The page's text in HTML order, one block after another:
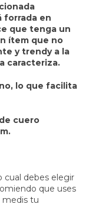
forrada en
que tenga un
ítem que no
y trendy a la
caracteriza.
lo que facilita
cuero
cual debes elegir
que uses
medis tu